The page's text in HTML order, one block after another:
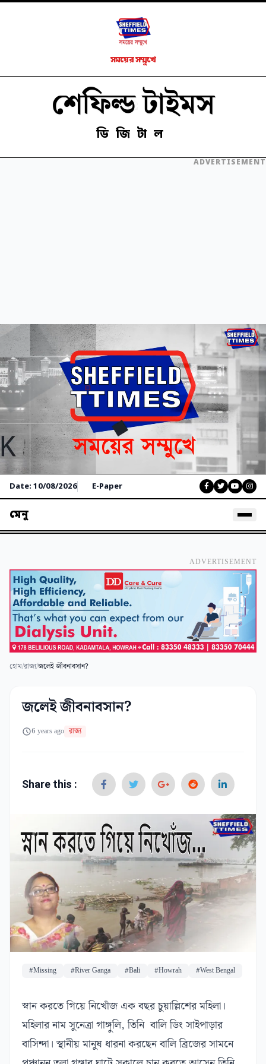
সময়ের সম্মুখে
শেফিল্ড টাইমস
ডিজিটাল
ADVERTISEMENT
Date: 10/08/2026 E-Paper
মেনু
ADVERTISEMENT
হোম/রাজ্য/জলেই জীবনাবসান?
জলেই জীবনাবসান?
6 years ago রাজ্য
Share this :
#Missing #River Ganga #Bali #Howrah #West Bengal
স্নান করতে গিয়ে নিখোঁজ এক বছর চুয়াল্লিশের মহিলা।
মহিলার নাম সুনেত্রা গাঙ্গুলি, তিনি বালি ডিং সাইপাড়ার
বাসিন্দা। স্থানীয় মানুষ ধারনা করছেন বালি ব্রিজের সামনে